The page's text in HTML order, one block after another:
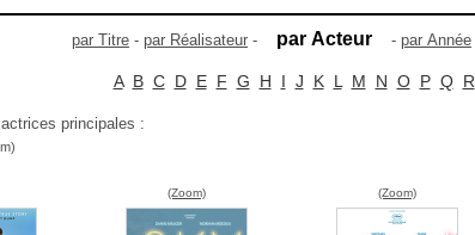
par Titre - par Réalisateur - par Acteur - par Année
A B C D E F G H I J K L M N O P Q R
principales :
(Zoom) (Zoom)